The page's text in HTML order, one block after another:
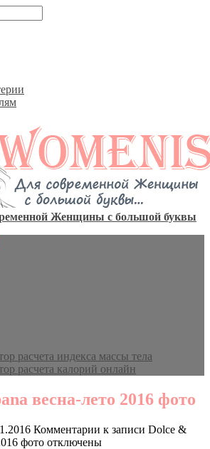
Женщины с большой буквы
расчета индекса массы тела
расчета калорий онлайн
весна-лето 2016 фото
Комментарии к записи Dolce &
фото отключены